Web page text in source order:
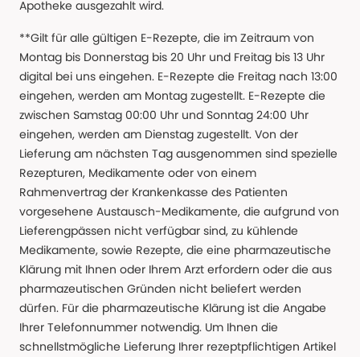
Apotheke ausgezahlt wird.
**Gilt für alle gültigen E-Rezepte, die im Zeitraum von
Montag bis Donnerstag bis 20 Uhr und Freitag bis 13 Uhr
digital bei uns eingehen. E-Rezepte die Freitag nach 13:00
eingehen, werden am Montag zugestellt. E-Rezepte die
zwischen Samstag 00:00 Uhr und Sonntag 24:00 Uhr
eingehen, werden am Dienstag zugestellt. Von der
Lieferung am nächsten Tag ausgenommen sind spezielle
Rezepturen, Medikamente oder von einem
Rahmenvertrag der Krankenkasse des Patienten
vorgesehene Austausch-Medikamente, die aufgrund von
Lieferengpässen nicht verfügbar sind, zu kühlende
Medikamente, sowie Rezepte, die eine pharmazeutische
Klärung mit Ihnen oder Ihrem Arzt erfordern oder die aus
pharmazeutischen Gründen nicht beliefert werden
dürfen. Für die pharmazeutische Klärung ist die Angabe
Ihrer Telefonnummer notwendig. Um Ihnen die
schnellstmögliche Lieferung Ihrer rezeptpflichtigen Artikel